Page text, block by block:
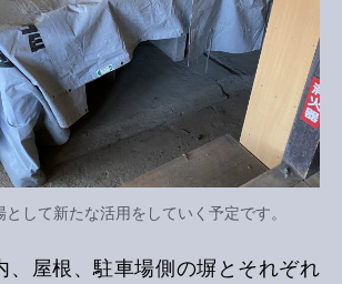
して新たな活用をしていく予定です。
、屋根、駐車場側の塀とそれぞれ